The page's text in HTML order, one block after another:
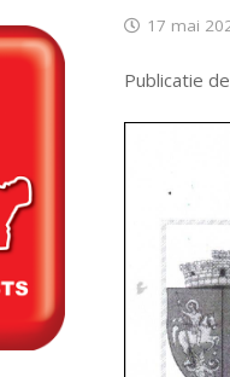
17 mai
Publicatie